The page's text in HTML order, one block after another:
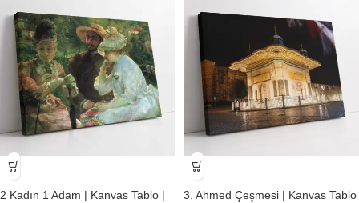
-23%
2 Kadın 1 Adam | Kanvas Tablo |
-23%
3. Ahmed Çeşmesi | Kanvas Tablo